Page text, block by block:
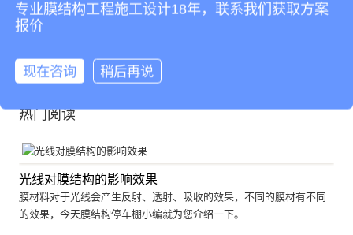
13
14 15 16 17 18 19 20 21 22
23
35
热门阅读
光线对膜结构的影响效果
膜材料对于光线会产生反射、透射、吸收的效果，不同的膜材有不同
的效果，今天膜结构停车棚小编就为您介绍一下。
专业膜结构工程施工设计18年，联系我们获取方案
报价
现在咨询 稍后再说